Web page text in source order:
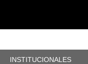
INSTITUCIONALES